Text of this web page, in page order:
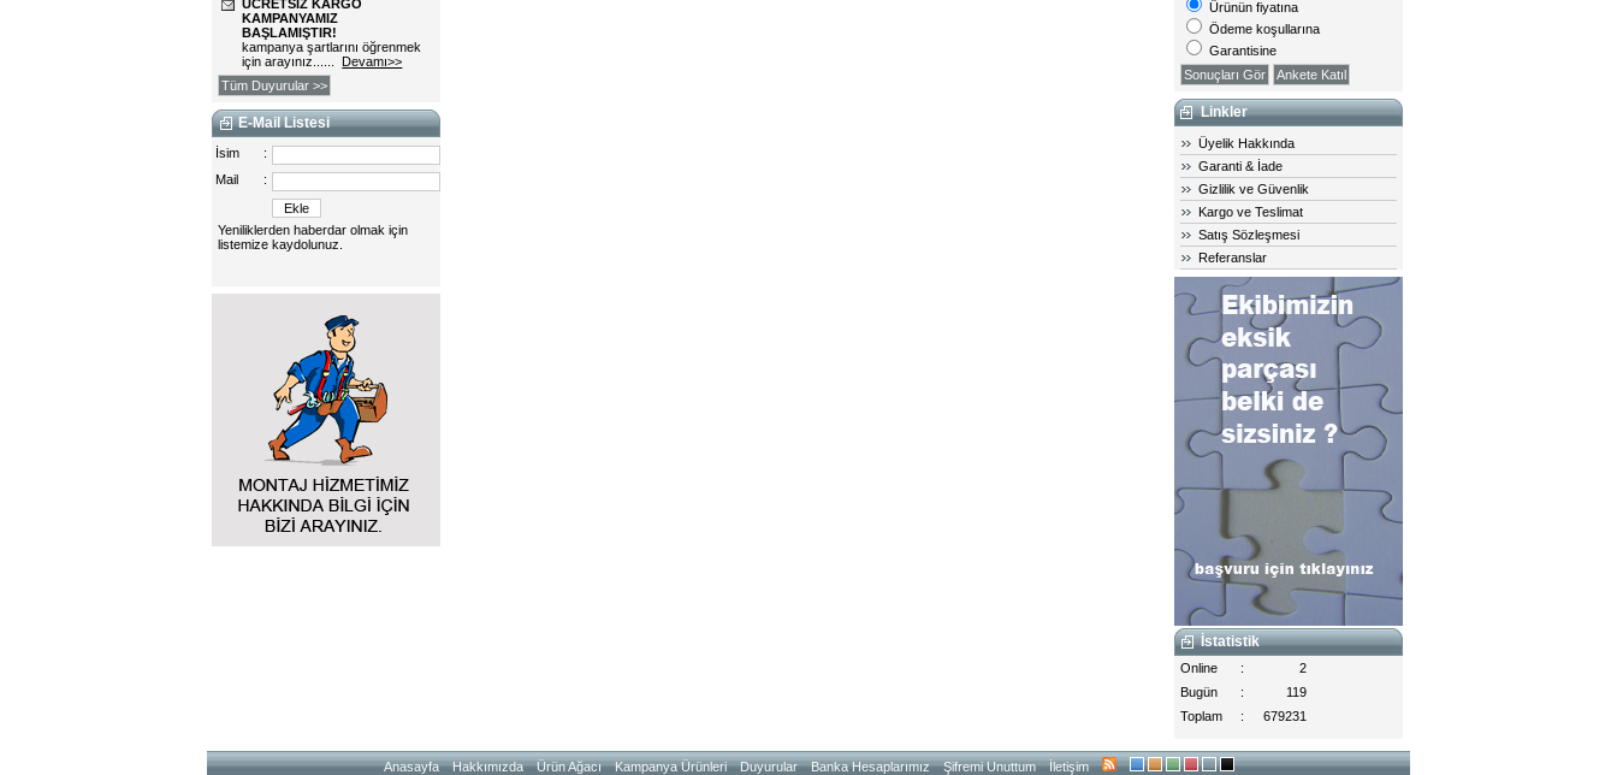
ÜCRETSİZ KARGO
KAMPANYAMIZ
BAŞLAMIŞTIR!
kampanya şartlarını öğrenmek
için arayınız...... Devamı>>
Tüm Duyurular >>
E-Mail Listesi
İsim
:
Mail
:
Yeniliklerden haberdar olmak için
listemize kaydolunuz.
Ürünün fiyatına
Ödeme koşullarına
Garantisine
Sonuçları Gör
Linkler
Üyelik Hakkında
Garanti & İade
Gizlilik ve Güvenlik
Kargo ve Teslimat
Satış Sözleşmesi
Referanslar
İstatistik
Online :
2
Bugün
:
119
Toplam
: 679231
Anasayfa Hakkımızda Ürün Ağacı Kampanya Ürünleri Duyurular Banka Hesaplarımız Şifremi Unuttum İletişim